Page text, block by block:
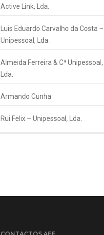
Active Link, Lda.
Luis Eduardo Carvalho da Costa –
Unipessoal, Lda.
Almeida Ferreira & Cª Unipessoal,
Lda.
Armando Cunha
Rui Felix – Unipessoal, Lda.